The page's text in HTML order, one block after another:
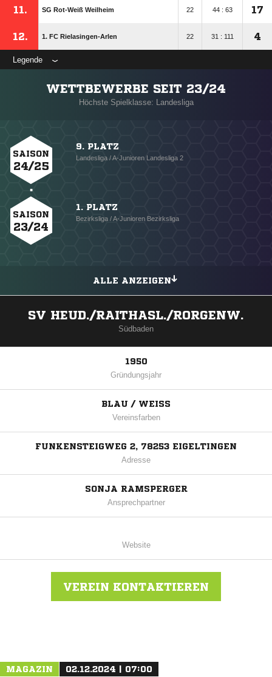
11. SG Rot-Weiß Weilheim 22 44 : 63 17
12. 1. FC Rielasingen-Arlen 22 31 : 111 4
Legende
WETTBEWERBE SEIT 23/24
Höchste Spielklasse: Landesliga
SAISON
24/25
9. PLATZ
Landesliga / A-Junioren Landesliga 2
SAISON
23/24
1. PLATZ
Bezirksliga / A-Junioren Bezirksliga
ALLE ANZEIGEN
SV HEUD./RAITHASL./RORGENW.
Südbaden
1950
Gründungsjahr
BLAU / WEISS
Vereinsfarben
FUNKENSTEIGWEG 2, 78253 EIGELTINGEN
Adresse
SONJA RAMSPERGER
Ansprechpartner
Website
VEREIN KONTAKTIEREN
MAGAZIN 02.12.2024 | 07:00